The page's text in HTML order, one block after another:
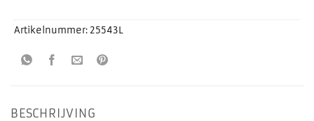
Artikelnummer:25543L
BESCHRIJVING